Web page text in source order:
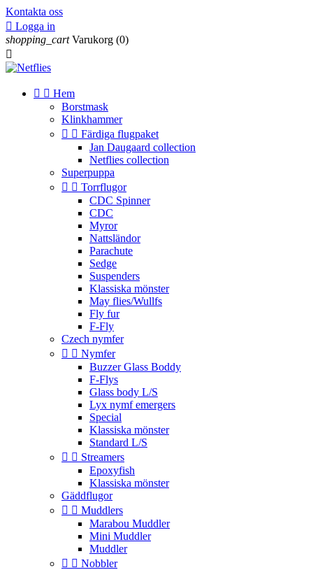
Kontakta oss
 Logga in
shopping_cart Varukorg (0)

  Hem
Borstmask
Klinkhammer
  Färdiga flugpaket
Jan Daugaard collection
Netflies collection
Superpuppa
  Torrflugor
CDC Spinner
CDC
Myror
Nattsländor
Parachute
Sedge
Suspenders
Klassiska mönster
May flies/Wullfs
Fly fur
F-Fly
Czech nymfer
  Nymfer
Buzzer Glass Boddy
F-Flys
Glass body L/S
Lyx nymf emergers
Special
Klassiska mönster
Standard L/S
  Streamers
Epoxyfish
Klassiska mönster
Gäddflugor
  Muddlers
Marabou Muddler
Mini Muddler
Muddler
  Nobbler